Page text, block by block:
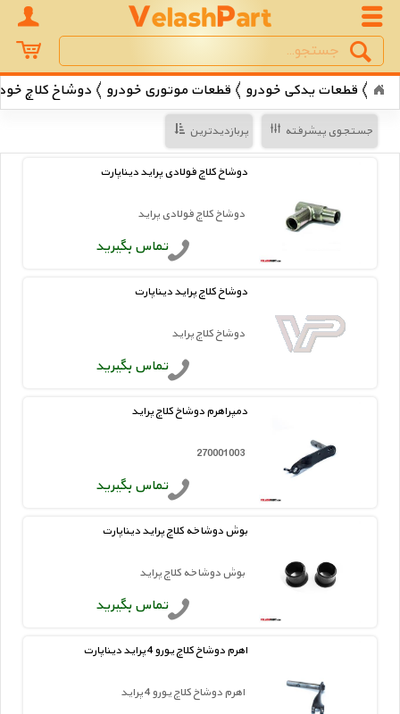
قطعات یدکی خودرو قطعات موتوری خودرو دوشاخ کلاچ
جستجوی پیشرفته پربازدیدترین
دوشاخ کلاچ فولادی پراید دیناپارت
دوشاخ کلاچ فولادی پراید
تماس بگیرید
دوشاخ کلاچ پراید دیناپارت
دوشاخ کلاچ پراید
تماس بگیرید
دمپراهرم دوشاخ کلاچ پراید
270001003
تماس بگیرید
بوش دوشاخه کلاچ پراید دیناپارت
بوش دوشاخه کلاچ پراید
تماس بگیرید
اهرم دوشاخ کلاچ یورو 4 پراید دیناپارت
اهرم دوشاخ کلاچ یورو 4 پراید
Search
جستجو